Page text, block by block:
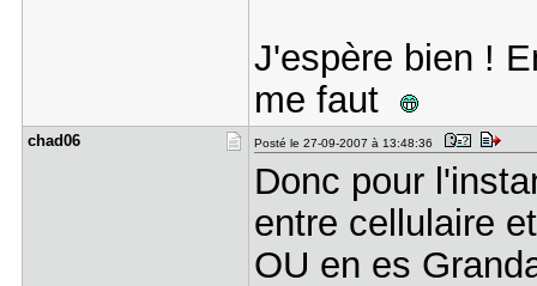
J'espère bien !
me faut
chad06 Posté le 27-09-2007 à 13:48:36
Donc pour
entre cellulaire
OU en es